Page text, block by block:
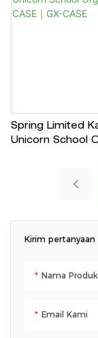
Kirim pertanyaan
Nama Produk
Email Kami
Spring Limited
Unicorn School